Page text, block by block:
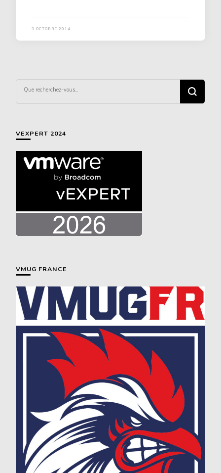
3 OCTOBRE 2014
recherchiez
quelque
VEXPERT 2024
VMUG FRANCE